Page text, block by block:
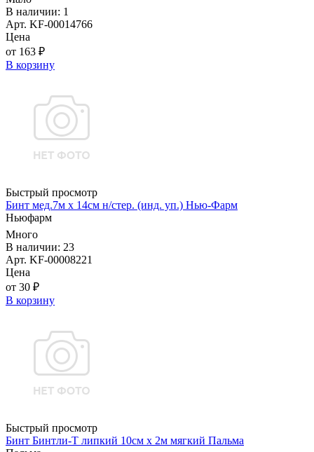
В наличии: 1
Арт. KF-00014766
Цена
от 163 ₽
В корзину
Быстрый просмотр
Бинт мед.7м х 14см н/стер. (инд. уп.) Нью-Фарм
Ньюфарм
Много
В наличии: 23
Арт. KF-00008221
Цена
от 30 ₽
В корзину
Быстрый просмотр
Бинт Бинтли-Т липкий 10см х 2м мягкий Пальма